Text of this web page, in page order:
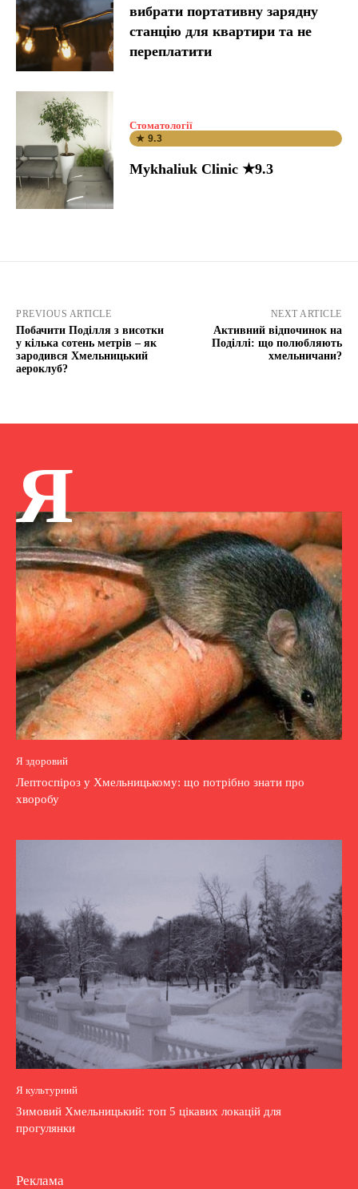
вибрати портативну зарядну
станцію для квартири та не
переплатити
Стоматології
★ 9.3
Mykhaliuk Clinic ★9.3
PREVIOUS ARTICLE
Побачити Поділля з висотки
у кілька сотень метрів – як
зародився Хмельницький
аероклуб?
NEXT ARTICLE
Активний відпочинок на
Поділлі: що полюбляють
хмельничани?
Я
Я здоровий
Лептоспіроз у Хмельницькому: що потрібно знати про
хворобу
Я культурний
Зимовий Хмельницький: топ 5 цікавих локацій для
прогулянки
Реклама